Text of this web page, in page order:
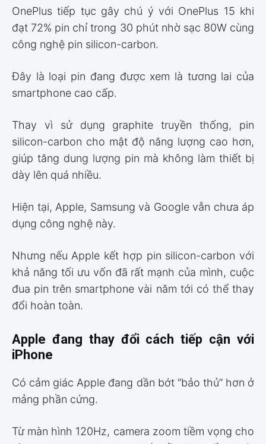
OnePlus tiếp tục gây chú ý với OnePlus 15 khi
đạt 72% pin chỉ trong 30 phút nhờ sạc 80W cùng
công nghệ pin silicon-carbon.
Đây là loại pin đang được xem là tương lai của
smartphone cao cấp.
Thay vì sử dụng graphite truyền thống, pin
silicon-carbon cho mật độ năng lượng cao hơn,
giúp tăng dung lượng pin mà không làm thiết bị
dày lên quá nhiều.
Hiện tại, Apple, Samsung và Google vẫn chưa áp
dụng công nghệ này.
Nhưng nếu Apple kết hợp pin silicon-carbon với
khả năng tối ưu vốn đã rất mạnh của mình, cuộc
đua pin trên smartphone vài năm tới có thể thay
đổi hoàn toàn.
Apple đang thay đổi cách tiếp cận với
iPhone
Có cảm giác Apple đang dần bớt “bảo thủ” hơn ở
mảng phần cứng.
Từ màn hình 120Hz, camera zoom tiềm vọng cho